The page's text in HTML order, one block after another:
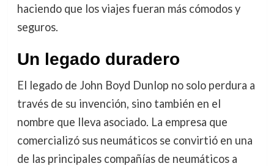
haciendo que los viajes fueran más cómodos y
seguros.
Un legado duradero
El legado de John Boyd Dunlop no solo perdura a
través de su invención, sino también en el
nombre que lleva asociado. La empresa que
comercializó sus neumáticos se convirtió en una
de las principales compañías de neumáticos a